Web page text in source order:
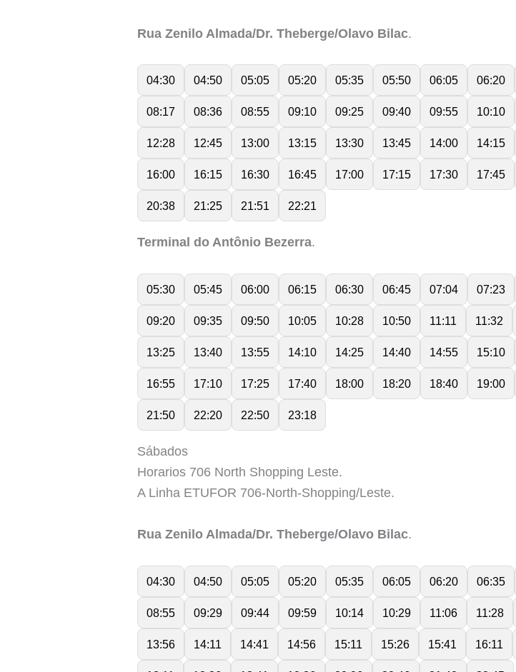
Rua Zenilo Almada/Dr. Theberge/Olavo Bilac.
04:30 04:50 05:05 05:20 05:35 05:50 06:05 06:20
08:17 08:36 08:55 09:10 09:25 09:40 09:55 10:10
12:28 12:45 13:00 13:15 13:30 13:45 14:00 14:15
16:00 16:15 16:30 16:45 17:00 17:15 17:30 17:45
20:38 21:25 21:51 22:21
Terminal do Antônio Bezerra.
05:30 05:45 06:00 06:15 06:30 06:45 07:04 07:23
09:20 09:35 09:50 10:05 10:28 10:50 11:11 11:32
13:25 13:40 13:55 14:10 14:25 14:40 14:55 15:10
16:55 17:10 17:25 17:40 18:00 18:20 18:40 19:00
21:50 22:20 22:50 23:18
Sábados
Horarios 706 North Shopping Leste.
A Linha ETUFOR 706-North-Shopping/Leste.
Rua Zenilo Almada/Dr. Theberge/Olavo Bilac.
04:30 04:50 05:05 05:20 05:35 06:05 06:20 06:35
08:55 09:29 09:44 09:59 10:14 10:29 11:06 11:28
13:56 14:11 14:41 14:56 15:11 15:26 15:41 16:11